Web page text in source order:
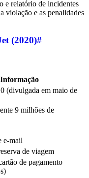
e relatório de incidentes
violação e as penalidades
(2020)#
Informação
(divulgada em maio de
9 milhões de
e-mail
de viagem
de pagamento